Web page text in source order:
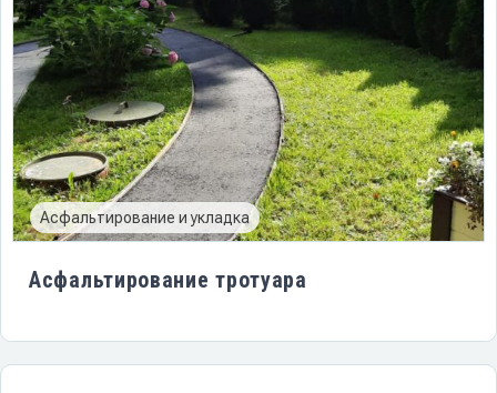
Асфальтирование и укладка
Асфальтирование тротуара